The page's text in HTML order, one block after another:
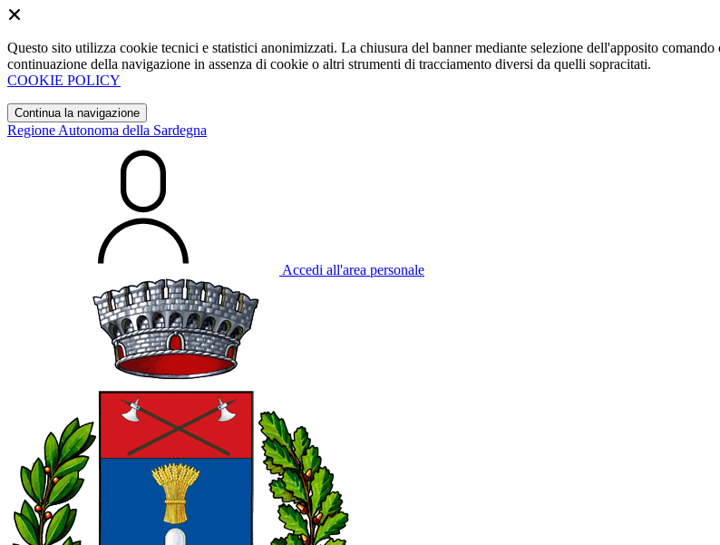
Questo sito utilizza cookie tecnici e statistici anonimizzati. La chiusura del banner mediante selezione dell'apposito
continuazione della navigazione in assenza di cookie o altri strumenti di tracciamento diversi da quelli sopracitati.
COOKIE POLICY
Continua la navigazione
Regione Autonoma della Sardegna
Accedi all'area personale